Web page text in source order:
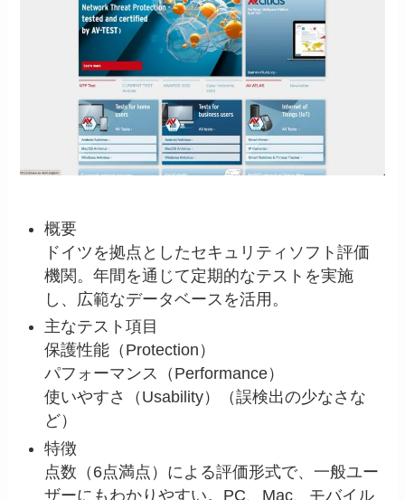
概要
ドイツを拠点としたセキュリティソフト評価
機関。年間を通じて定期的なテストを実施
し、広範なデータベースを活用。
主なテスト項目
保護性能（Protection）
パフォーマンス（Performance）
使いやすさ（Usability）（誤検出の少なさな
ど）
特徴
点数（6点満点）による評価形式で、一般ユー
ザーにもわかりやすい。PC、Mac、モバイル